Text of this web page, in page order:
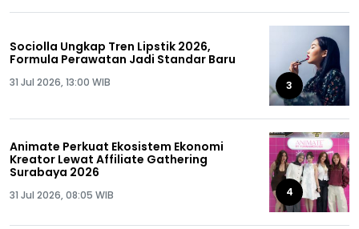
Sociolla Ungkap Tren Lipstik 2026,
Formula Perawatan Jadi Standar Baru
31 Jul 2026, 13:00 WIB 3
Animate Perkuat Ekosistem Ekonomi
Kreator Lewat Affiliate Gathering
Surabaya 2026
31 Jul 2026, 08:05 WIB 4